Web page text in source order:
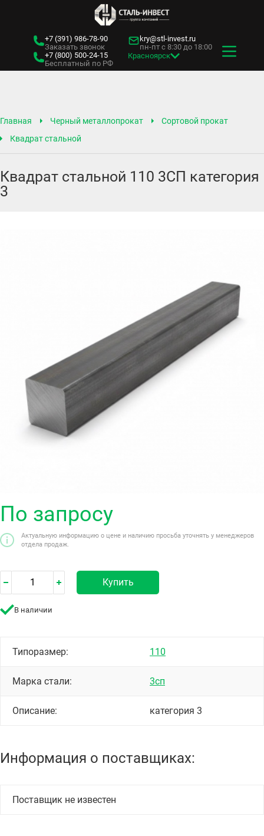
+7 (391) 986-78-90
Заказать звонок
+7 (800) 500-24-15
Бесплатный по РФ
kry@stl-invest.ru
пн-пт с 8:30 до 18:00
Красноярск
Главная Черный металлопрокат
Сортовой прокат
Квадрат стальной
Квадрат стальной 110 3СП категория
3
По запросу
Актуальную информацию о цене и наличию просьба уточнять у менеджеров
отдела продаж.
Купить
В наличии
Типоразмер: 110
Марка стали: 3сп
Описание: категория 3
Информация о поставщиках:
Поставщик не известен